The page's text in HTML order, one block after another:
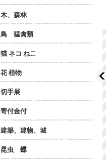
木、森林
鳥 猛禽類
猫 ネコ ねこ
花 植物
切手展
寄付金付
建築、建物、城
昆虫 蝶
カナダ 1982年 チャリテ
ィ イースター シール
158円